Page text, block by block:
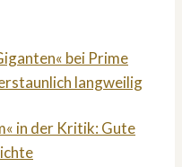
bei Prime
langweilig
in der Kritik: Gute